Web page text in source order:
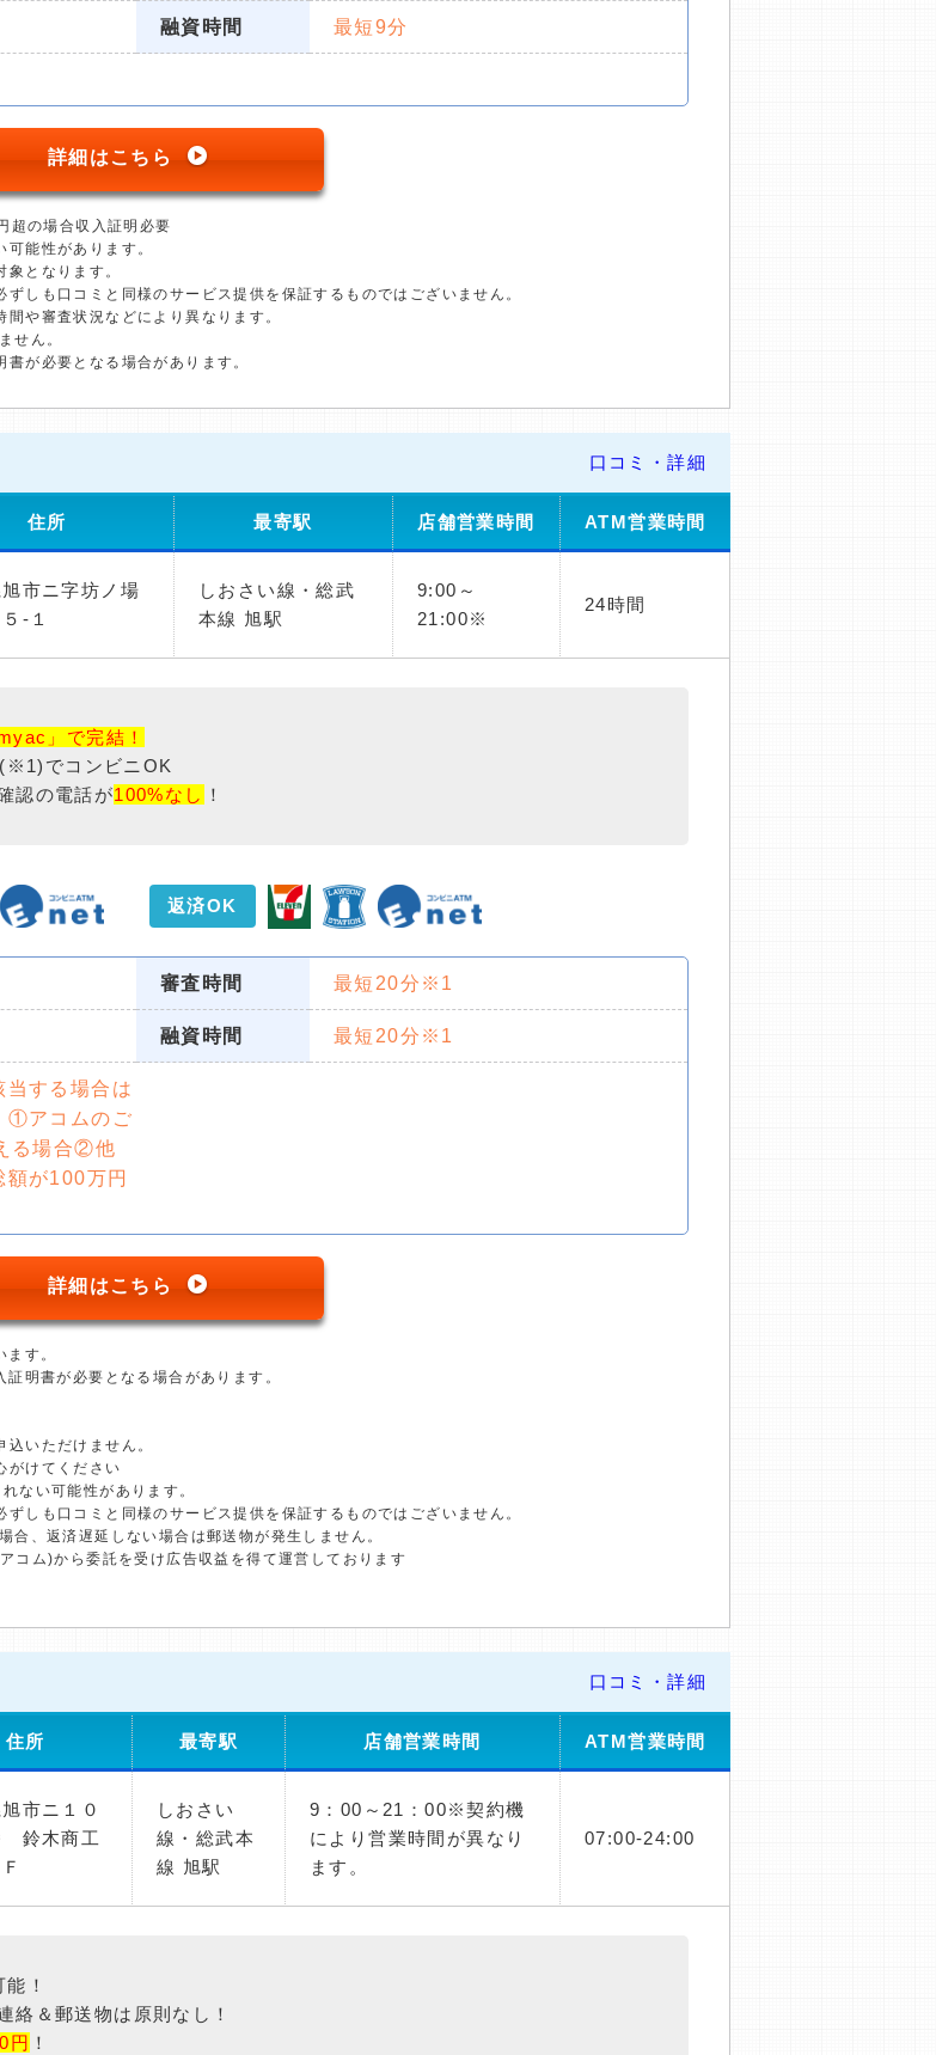
融資時間 最短9分
詳細はこちら
超の場合収入証明必要
能性があります。
となります。
しも口コミと同様のサービス提供を保証するものではございません。
や審査状況などにより異なります。
せん。
が必要となる場合があります。
口コミ・詳細
住所 最寄駅 店舗営業時間 ATM営業時間
市ニ字坊ノ場
-１
しおさい線・総武
本線 旭駅
9:00～
21:00※
24時間
myac」で完結！
(※1)でコンビニOK
認の電話が100%なし ！
返済OK
審査時間 最短20分※1
融資時間 最短20分※1
当する場合は
①アコムのご
る場合②他
額が100万円
詳細はこちら
す。
明書が必要となる場合があります。
いただけません。
がけてください
ない可能性があります。
しも口コミと同様のサービス提供を保証するものではございません。
、返済遅延しない場合は郵送物が発生しません。
コム)から委託を受け広告収益を得て運営しております
口コミ・詳細
住所 最寄駅 店舗営業時間 ATM営業時間
市ニ１０
鈴木商工
しおさい
線・総武本
線 旭駅
9：00～21：00※契約機
により営業時間が異なり
ます。
07:00-24:00
能！
絡＆郵送物は原則なし！
円 ！